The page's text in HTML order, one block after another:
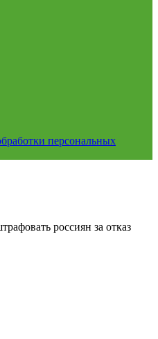
персональных
россиян за отказ